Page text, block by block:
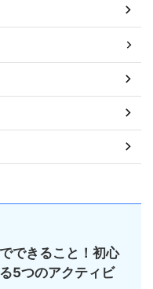
できること！初心
5つのアクティビ